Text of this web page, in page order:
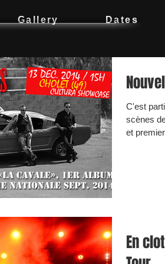
Gallery Dates
C'est
scènes
et
En